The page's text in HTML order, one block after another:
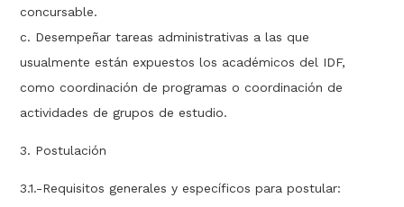
concursable.
c. Desempeñar tareas administrativas a las que
usualmente están expuestos los académicos del IDF,
como coordinación de programas o coordinación de
actividades de grupos de estudio.
3. Postulación
3.1.-Requisitos generales y específicos para postular: